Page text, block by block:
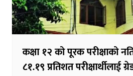
कक्षा १२ को पूरक परीक्षाको
८१.१९ प्रतिशत परीक्षार्थीलाई